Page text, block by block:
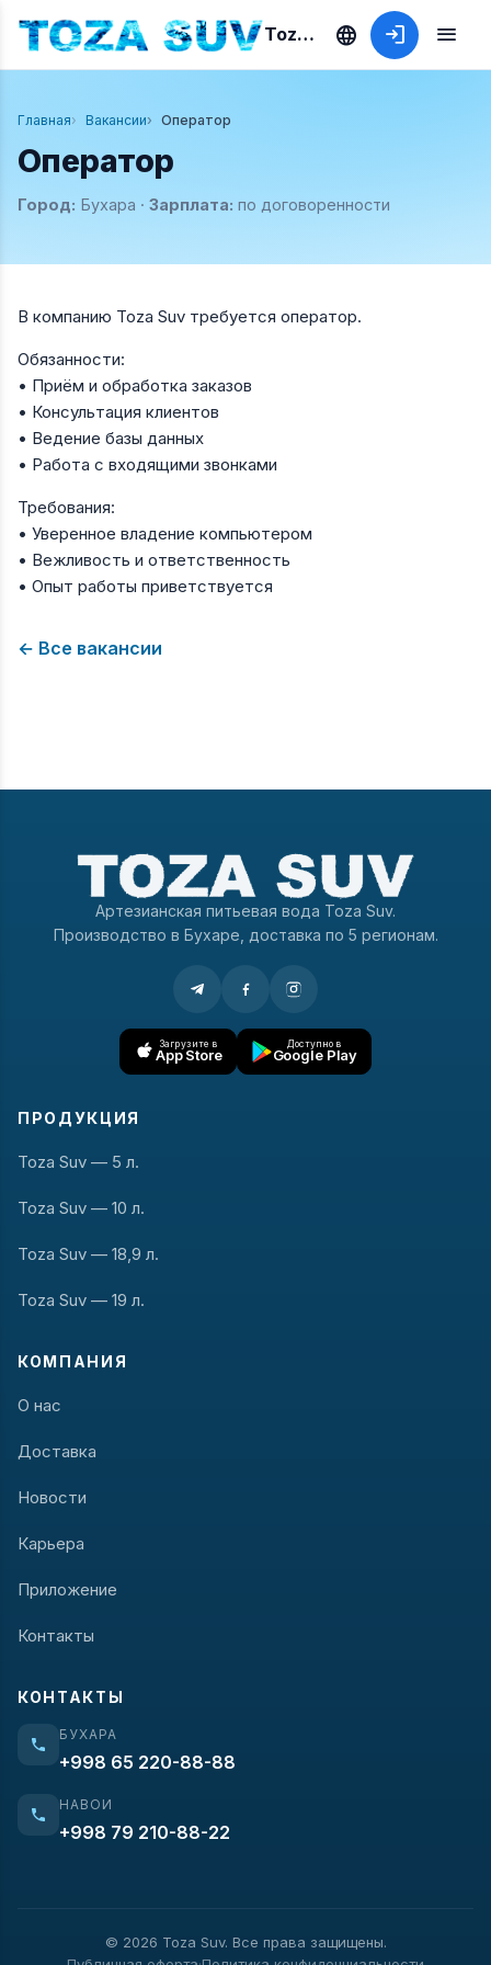
Toza Suv language login menu
Главная Вакансии Оператор
Оператор
Город: Бухара · Зарплата: по договоренности
В компанию Toza Suv требуется оператор.
Обязанности:
• Приём и обработка заказов
• Консультация клиентов
• Ведение базы данных
• Работа с входящими звонками
Требования:
• Уверенное владение компьютером
• Вежливость и ответственность
• Опыт работы приветствуется
← Все вакансии
Артезианская питьевая вода Toza Suv.
Производство в Бухаре, доставка по 5 регионам.
Загрузите в
App Store
Доступно в
Google Play
ПРОДУКЦИЯ
Toza Suv — 5 л.
Toza Suv — 10 л.
Toza Suv — 18,9 л.
Toza Suv — 19 л.
КОМПАНИЯ
О нас
Доставка
Новости
Карьера
Приложение
Контакты
КОНТАКТЫ
БУХАРА
+998 65 220-88-88
НАВОИ
+998 79 210-88-22
© 2026 Toza Suv. Все права защищены.